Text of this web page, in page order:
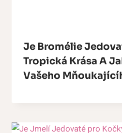
Je Bromélie
Tropická Krása A
Vašeho